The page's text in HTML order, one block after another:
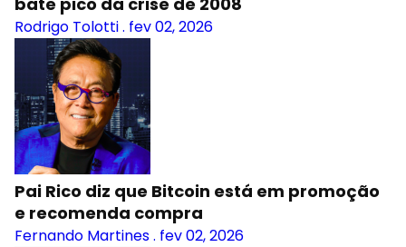
Rodrigo Tolotti. fev 02, 2026
Pai Rico diz que Bitcoin está em promoção
e recomenda compra
Fernando Martines. fev 02, 2026